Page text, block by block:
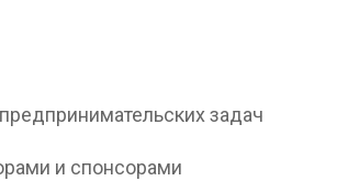
задач
и спонсорами